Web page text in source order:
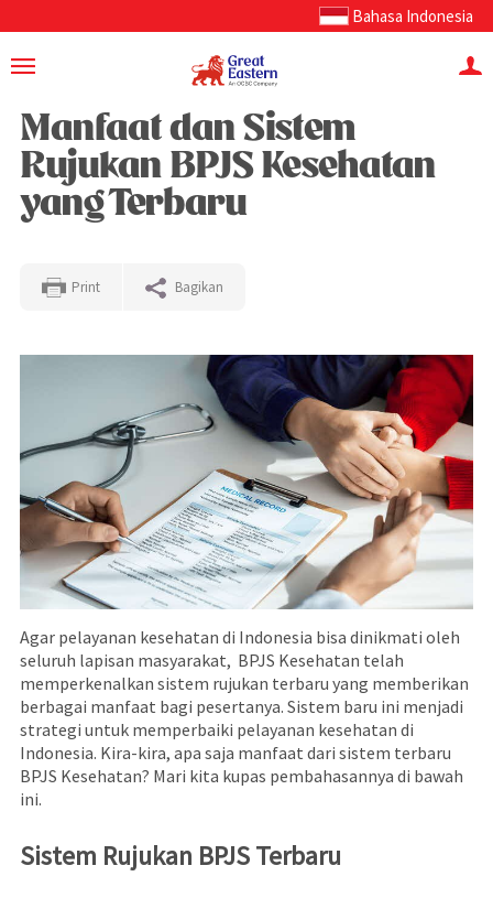
Bahasa Indonesia
Manfaat dan Sistem
Rujukan BPJS Kesehatan
yang Terbaru
Print Bagikan
Agar pelayanan kesehatan di Indonesia bisa dinikmati oleh
seluruh lapisan masyarakat, BPJS Kesehatan telah
memperkenalkan sistem rujukan terbaru yang memberikan
berbagai manfaat bagi pesertanya. Sistem baru ini menjadi
strategi untuk memperbaiki pelayanan kesehatan di
Indonesia. Kira-kira, apa saja manfaat dari sistem terbaru
BPJS Kesehatan? Mari kita kupas pembahasannya di bawah
ini.
Sistem Rujukan BPJS Terbaru